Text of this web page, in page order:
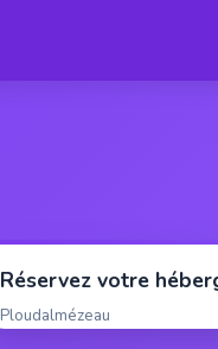
Réservez votre
Ploudalmézeau